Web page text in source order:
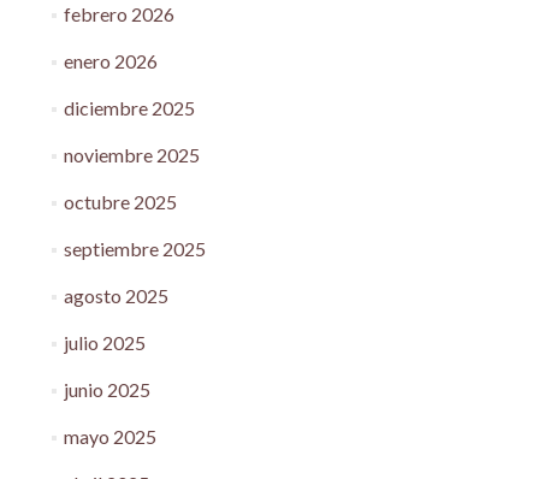
febrero 2026
enero 2026
diciembre 2025
noviembre 2025
octubre 2025
septiembre 2025
agosto 2025
julio 2025
junio 2025
mayo 2025